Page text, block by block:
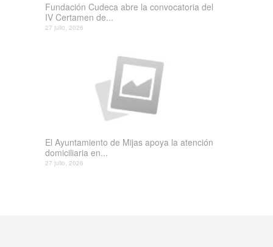
Fundación Cudeca abre la convocatoria del
IV Certamen de...
27 julio, 2026
El Ayuntamiento de Mijas apoya la atención
domiciliaria en...
27 julio, 2026